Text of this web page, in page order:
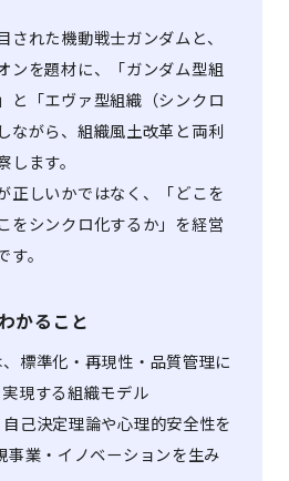
れた機動戦士ガンダムと、
ンを題材に、「ガンダム型組
と「エヴァ型組織（シンクロ
ながら、組織風土改革と両利
ます。
正しいかではなく、「どこを
をシンクロ化するか」を経営
。
かること
標準化・再現性・品質管理に
現する組織モデル
己決定理論や心理的安全性を
事業・イノベーションを生み